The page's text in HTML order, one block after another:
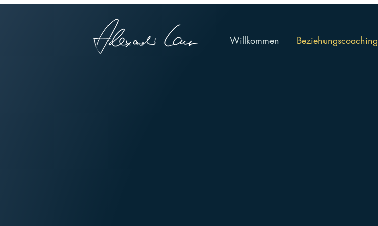
Willkommen Beziehungscoaching